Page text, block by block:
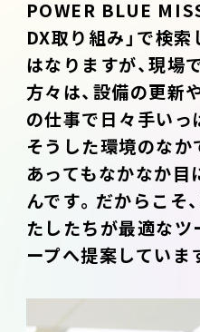
POWER BLUE
DX取り組み」で検
はなりますが、現場
方々は、設備の更新
の仕事で日々手いっ
そうした環境のなか
あってもなかなか
んです。だからこそ
たしたちが最適な
ープへ提案していま